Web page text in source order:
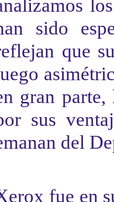
sido
que
gran
sus
del
fue en